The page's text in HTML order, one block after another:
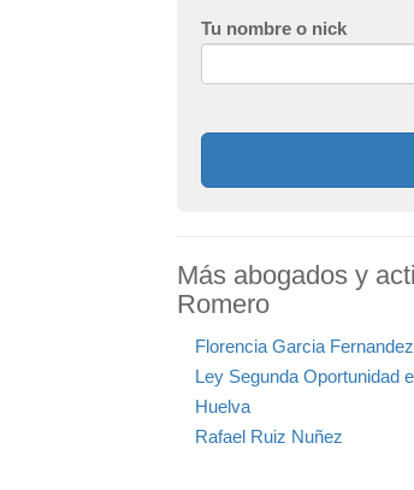
Tu nombre o nick
Más abogados y
Romero
Florencia Garcia Fernandez
Ley Segunda Oportunidad
Huelva
Rafael Ruiz Nuñez